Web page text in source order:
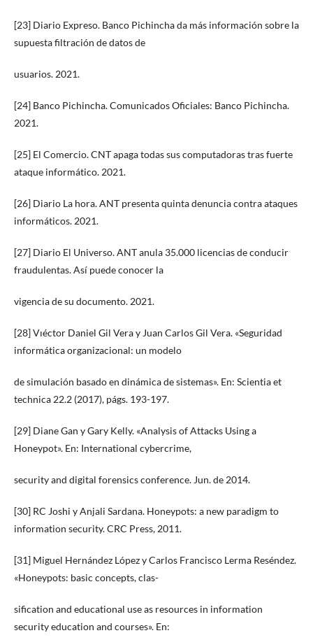
[23] Diario Expreso. Banco Pichincha da más información sobre la
supuesta filtración de datos de
usuarios. 2021.
[24] Banco Pichincha. Comunicados Oficiales: Banco Pichincha.
2021.
[25] El Comercio. CNT apaga todas sus computadoras tras fuerte
ataque informático. 2021.
[26] Diario La hora. ANT presenta quinta denuncia contra ataques
informáticos. 2021.
[27] Diario El Universo. ANT anula 35.000 licencias de conducir
fraudulentas. Así puede conocer la
vigencia de su documento. 2021.
[28] Vıéctor Daniel Gil Vera y Juan Carlos Gil Vera. «Seguridad
informática organizacional: un modelo
de simulación basado en dinámica de sistemas». En: Scientia et
technica 22.2 (2017), págs. 193-197.
[29] Diane Gan y Gary Kelly. «Analysis of Attacks Using a
Honeypot». En: International cybercrime,
security and digital forensics conference. Jun. de 2014.
[30] RC Joshi y Anjali Sardana. Honeypots: a new paradigm to
information security. CRC Press, 2011.
[31] Miguel Hernández López y Carlos Francisco Lerma Reséndez.
«Honeypots: basic concepts, clas-
sification and educational use as resources in information
security education and courses». En: